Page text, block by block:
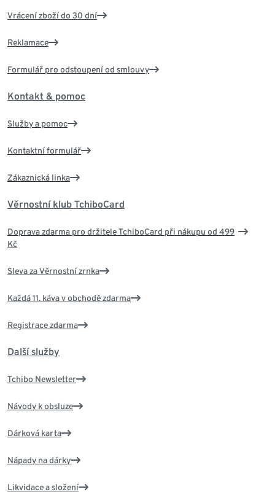
Vrácení zboží do 30 dní
Reklamace
Formulář pro odstoupení od smlouvy
Kontakt & pomoc
Služby a pomoc
Kontaktní formulář
Zákaznická linka
Věrnostní klub TchiboCard
Doprava zdarma pro držitele TchiboCard při nákupu od 499
Kč
Sleva za Věrnostní zrnka
Každá 11. káva v obchodě zdarma
Registrace zdarma
Další služby
Tchibo Newsletter
Návody k obsluze
Dárková karta
Nápady na dárky
Likvidace a složení